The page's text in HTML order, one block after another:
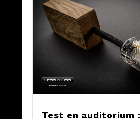
Test en auditorium :